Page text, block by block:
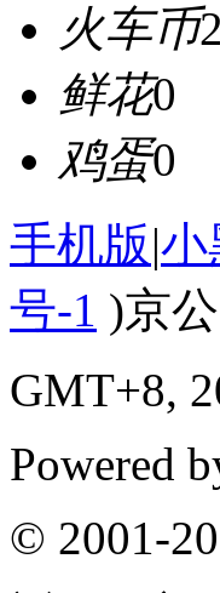
火车币
鲜花0
鸡蛋0
手机版|小
号-1 )京
GMT+8,
Powered
© 2001-